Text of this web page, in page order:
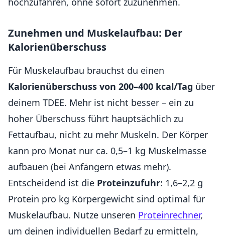
Zunehmen und Muskelaufbau: Der
Kalorienüberschuss
Für Muskelaufbau brauchst du einen
Kalorienüberschuss von 200–400 kcal/Tag über
deinem TDEE. Mehr ist nicht besser – ein zu
hoher Überschuss führt hauptsächlich zu
Fettaufbau, nicht zu mehr Muskeln. Der Körper
kann pro Monat nur ca. 0,5–1 kg Muskelmasse
aufbauen (bei Anfängern etwas mehr).
Entscheidend ist die Proteinzufuhr: 1,6–2,2 g
Protein pro kg Körpergewicht sind optimal für
Muskelaufbau. Nutze unseren Proteinrechner,
um deinen individuellen Bedarf zu ermitteln,